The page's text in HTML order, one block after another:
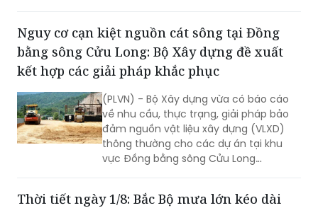
Nguy cơ cạn kiệt nguồn cát sông tại Đồng
bằng sông Cửu Long: Bộ Xây dựng đề xuất
kết hợp các giải pháp khắc phục
(PLVN) - Bộ Xây dựng vừa có báo cáo
về nhu cầu, thực trạng, giải pháp bảo
đảm nguồn vật liệu xây dựng (VLXD)
thông thường cho các dự án tại khu
vực Đồng bằng sông Cửu Long
Thời tiết ngày 1/8: Bắc Bộ mưa lớn kéo dài